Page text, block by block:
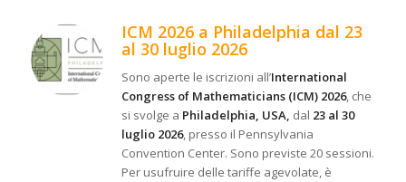
ICM 2026 a Philadelphia dal 23
al 30 luglio 2026
Sono aperte le iscrizioni all’International
Congress of Mathematicians (ICM) 2026, che
si svolge a Philadelphia, USA, dal 23 al 30
luglio 2026, presso il Pennsylvania
Convention Center. Sono previste 20 sessioni.
Per usufruire delle tariffe agevolate, è